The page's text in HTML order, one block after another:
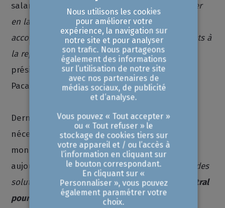
salariés.
« Nous aurons peut-être un rôle à jouer
en la matière, puisque dans notre ADN, nous
accompagnons aussi les collaborateurs candidats à
la reprise »
, avance de son côté Alain Maissa,
président de la délégation régionale des Scop
Paca et Corse.
Dernière priorité mise en exergue, l’évolution
nécessaire de l’accompagnement, dans un
monde contraint de muter à plus forte raison
aujourd’hui.
« Face à cela, on essaie de trouver des
solutions nouvelles.La CCIAMP aura un rôle central
pour mutualiser, porter des projets communs
Nous utilisons les cookies
pour améliorer votre
expérience, la navigation sur
notre site et pour analyser
son trafic. Nous partageons
également des informations
sur l’utilisation de notre site
avec nos partenaires de
médias sociaux, de publicité
et d’analyse.
Vous pouvez « Tout accepter »
ou « Tout refuser » le
stockage de cookies tiers sur
votre appareil et / ou l’accès à
l’information en cliquant sur
le bouton correspondant.
En cliquant sur «
Personnaliser », vous pouvez
également paramétrer votre
choix.